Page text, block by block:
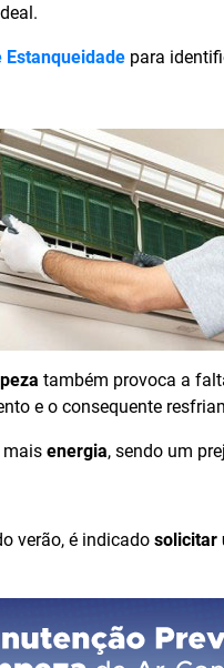
Estanqueidade para
também provoca a
e o consequente
mais energia, sendo um
verão, é indicado solicitar